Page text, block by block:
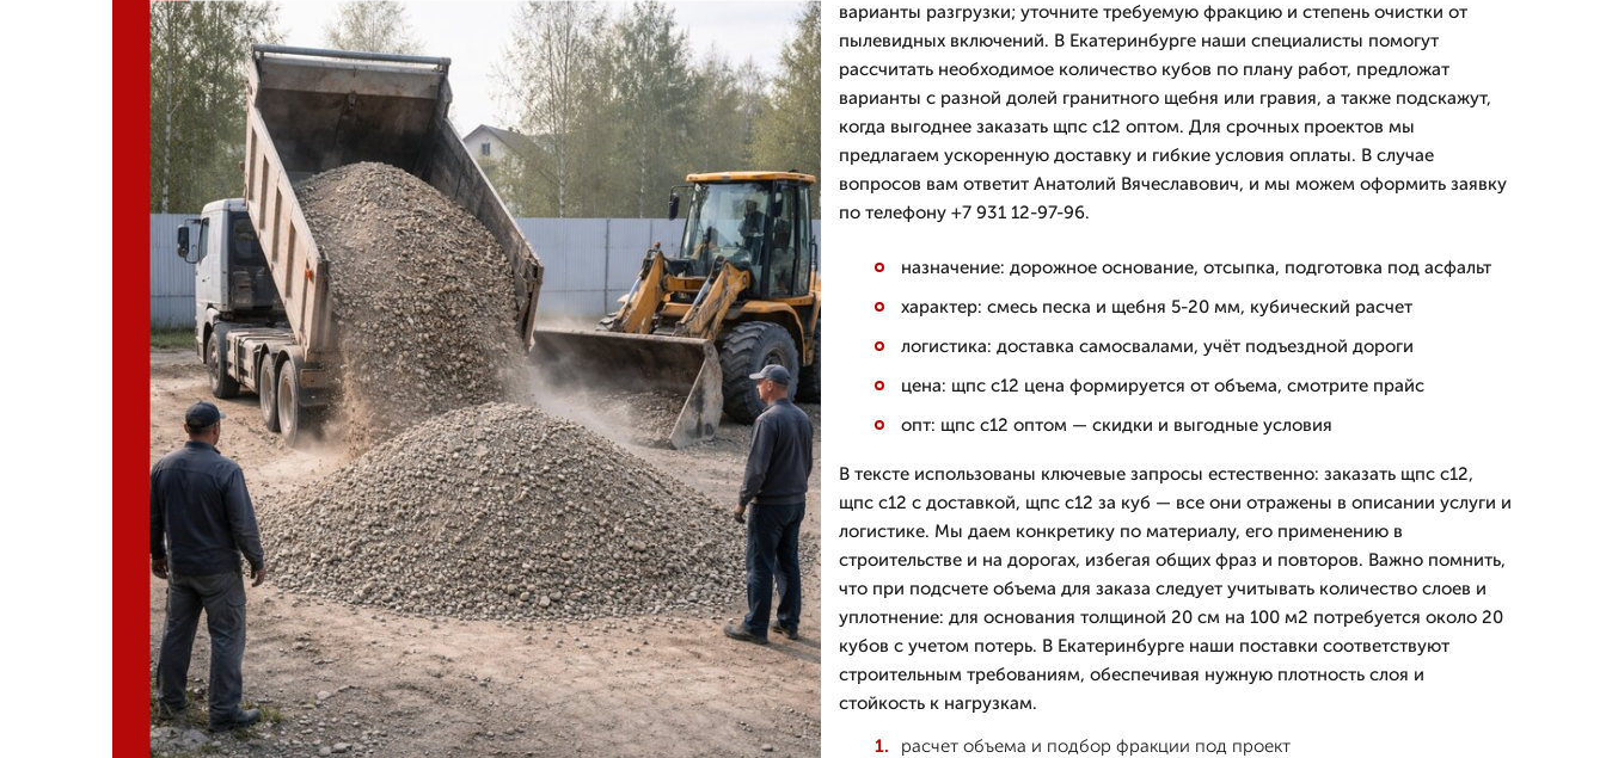
варианты разгрузки; уточните требуемую фракцию и степень очистки от
пылевидных включений. В Екатеринбурге наши специалисты помогут
рассчитать необходимое количество кубов по плану работ, предложат
варианты с разной долей гранитного щебня или гравия, а также подскажут,
когда выгоднее заказать щпс с12 оптом. Для срочных проектов мы
предлагаем ускоренную доставку и гибкие условия оплаты. В случае
вопросов вам ответит Анатолий Вячеславович, и мы можем оформить заявку
по телефону +7 931 12-97-96.
назначение: дорожное основание, отсыпка, подготовка под асфальт
характер: смесь песка и щебня 5-20 мм, кубический расчет
логистика: доставка самосвалами, учёт подъездной дороги
цена: щпс с12 цена формируется от объема, смотрите прайс
опт: щпс с12 оптом — скидки и выгодные условия
В тексте использованы ключевые запросы естественно: заказать щпс с12,
щпс с12 с доставкой, щпс с12 за куб — все они отражены в описании услуги и
логистике. Мы даем конкретику по материалу, его применению в
строительстве и на дорогах, избегая общих фраз и повторов. Важно помнить,
что при подсчете объема для заказа следует учитывать количество слоев и
уплотнение: для основания толщиной 20 см на 100 м2 потребуется около 20
кубов с учетом потерь. В Екатеринбурге наши поставки соответствуют
строительным требованиям, обеспечивая нужную плотность слоя и
стойкость к нагрузкам.
расчет объема и подбор фракции под проект